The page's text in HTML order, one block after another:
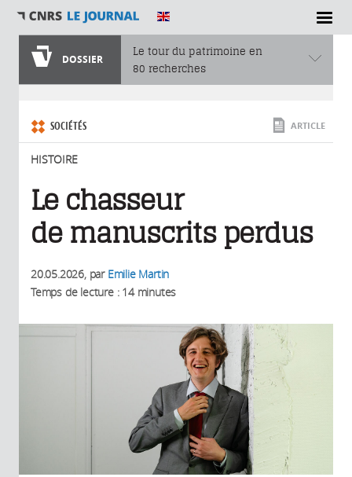
SECTIONS
DOSSIER
Le tour du patrimoine en
80 recherches
SOCIÉTÉS
HISTOIRE
ARTICLE
Le chasseur
de manuscrits perdus
20.05.2026, par Emilie Martin
Temps de lecture : 14 minutes